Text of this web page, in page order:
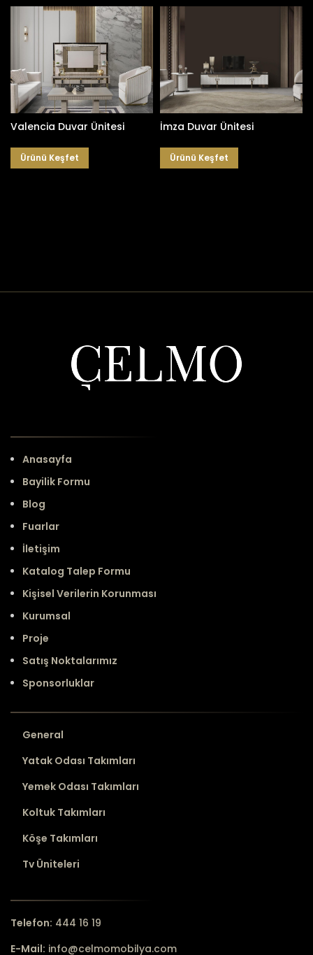
Valencia Duvar Ünitesi
Ürünü Keşfet
İmza Duvar Ünitesi
Ürünü Keşfet
Anasayfa
Bayilik Formu
Blog
Fuarlar
İletişim
Katalog Talep Formu
Kişisel Verilerin Korunması
Kurumsal
Proje
Satış Noktalarımız
Sponsorluklar
General
Yatak Odası Takımları
Yemek Odası Takımları
Koltuk Takımları
Köşe Takımları
Tv Üniteleri
Telefon: 444 16 19
E-Mail: info@celmomobilya.com